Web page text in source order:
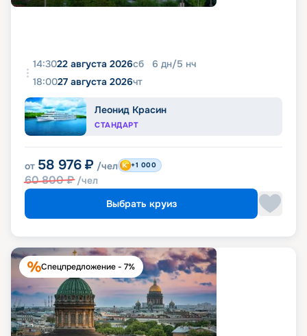
14:3022 августа 2026сб 6 дн/5 нч
18:0027 августа 2026чт
Леонид Красин
СТАНДАРТ
от 58 976 ₽ /чел
60 800₽ /чел
+1 000
Выбрать круиз
Спецпредложение - 7%